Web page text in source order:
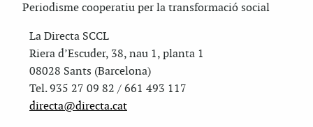
Periodisme cooperatiu per la transformació social
La Directa SCCL
Riera d’Escuder, 38, nau 1, planta 1
08028 Sants (Barcelona)
Tel. 935 27 09 82 / 661 493 117
directa@directa.cat